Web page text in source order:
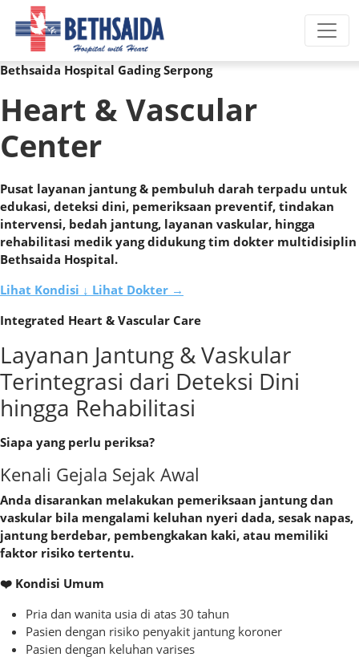
Bethsaida Hospital Gading Serpong
Heart & Vascular
Center
Pusat layanan jantung & pembuluh darah terpadu untuk
edukasi, deteksi dini, pemeriksaan preventif, tindakan
intervensi, bedah jantung, layanan vaskular, hingga
rehabilitasi medik yang didukung tim dokter multidisiplin
Bethsaida Hospital.
Lihat Kondisi ↓ Lihat Dokter →
Integrated Heart & Vascular Care
Layanan Jantung & Vaskular
Terintegrasi dari Deteksi Dini
hingga Rehabilitasi
Siapa yang perlu periksa?
Kenali Gejala Sejak Awal
Anda disarankan melakukan pemeriksaan jantung dan
vaskular bila mengalami keluhan nyeri dada, sesak napas,
jantung berdebar, pembengkakan kaki, atau memiliki
faktor risiko tertentu.
❤️ Kondisi Umum
Pria dan wanita usia di atas 30 tahun
Pasien dengan risiko penyakit jantung koroner
Pasien dengan keluhan varises